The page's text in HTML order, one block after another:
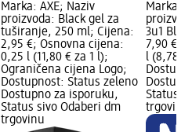
Marka: AXE; Naziv
proizvoda: Black gel za
tuširanje, 250 ml; Cijena:
2,95 €; Osnovna cijena:
0,25 l (11,80 € za 1 l);
Ograničena cijena Logo;
Dostupnost: Status zeleno
Dostupno za isporuku,
Status sivo Odaberi dm
trgovinu
Marka:
3u1
7,90 €;
l (8,78 €
Status
trgovinu